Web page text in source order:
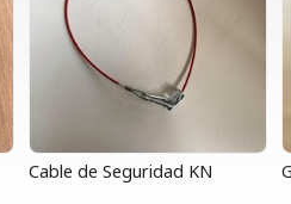
Cable de Seguridad KN